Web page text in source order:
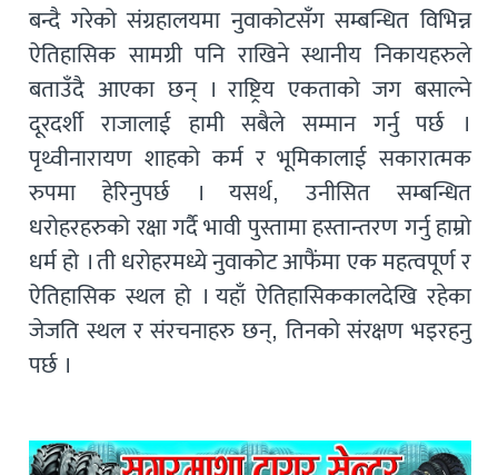
बन्दै गरेको संग्रहालयमा नुवाकोटसँग सम्बन्धित विभिन्न
ऐतिहासिक सामग्री पनि राखिने स्थानीय निकायहरुले
बताउँदै आएका छन् । राष्ट्रिय एकताको जग बसाल्ने
दूरदर्शी राजालाई हामी सबैले सम्मान गर्नु पर्छ ।
पृथ्वीनारायण शाहको कर्म र भूमिकालाई सकारात्मक
रुपमा हेरिनुपर्छ । यसर्थ, उनीसित सम्बन्धित
धरोहरहरुको रक्षा गर्दै भावी पुस्तामा हस्तान्तरण गर्नु हाम्रो
धर्म हो । ती धरोहरमध्ये नुवाकोट आफैंमा एक महत्वपूर्ण र
ऐतिहासिक स्थल हो । यहाँ ऐतिहासिककालदेखि रहेका
जेजति स्थल र संरचनाहरु छन्, तिनको संरक्षण भइरहनु
पर्छ ।